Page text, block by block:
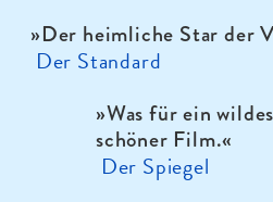
»Der heimliche Star der
Der Standard
»Was für ein
schöner Film.«
Der Spiegel